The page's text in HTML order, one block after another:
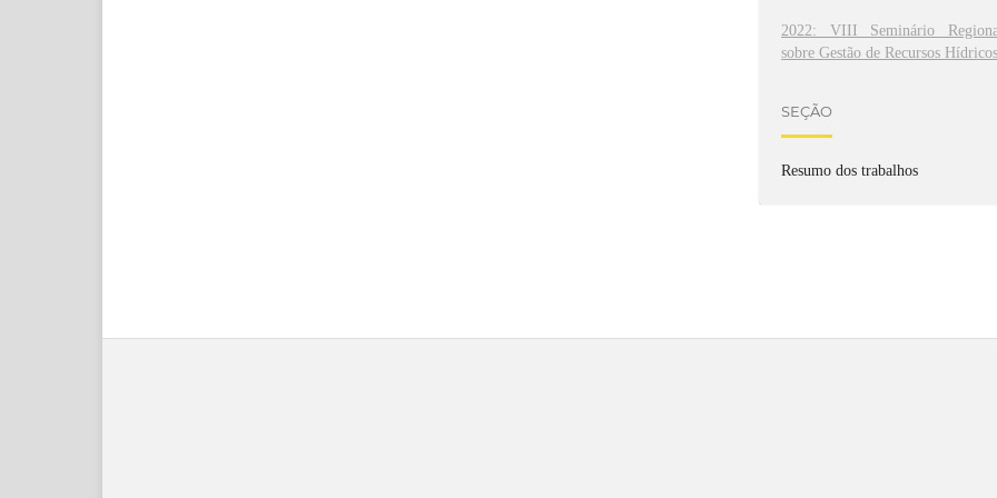
2022: VIII Seminário
sobre Gestão de Recursos
SEÇÃO
Resumo dos trabalhos